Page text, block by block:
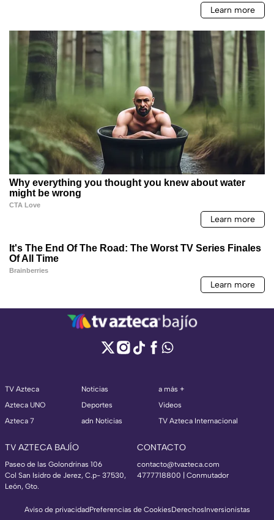
TV Azteca
Azteca UNO
Azteca 7
Noticias
Deportes
adn Noticias
a más +
Videos
TV Azteca Internacional
TV AZTECA BAJÍO
Paseo de las Golondrinas 106
Col San Isidro de Jerez, C.p- 37530,
León, Gto.
CONTACTO
contacto@tvazteca.com
4777718800 | Conmutador
Aviso de privacidadPreferencias de CookiesDerechosInversionistas